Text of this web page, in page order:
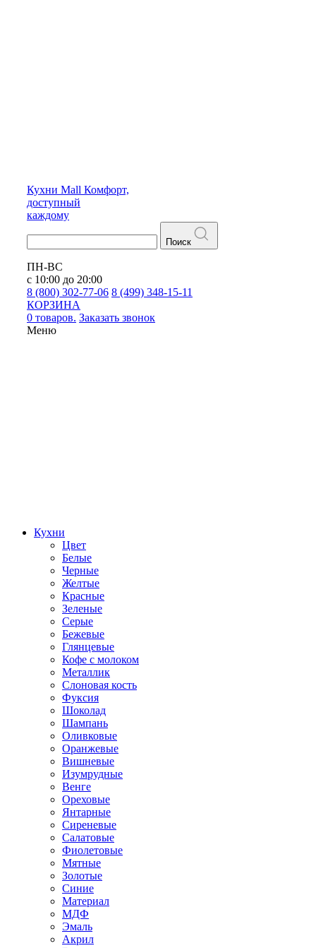
Кухни Mall Комфорт,
доступный
каждому
Поиск
ПН-ВС
с 10:00 до 20:00
8 (800) 302-77-06 8 (499) 348-15-11
КОРЗИНА
0 товаров. Заказать звонок
Меню
Кухни
Цвет
Белые
Черные
Желтые
Красные
Зеленые
Серые
Бежевые
Глянцевые
Кофе с молоком
Металлик
Слоновая кость
Фуксия
Шоколад
Шампань
Оливковые
Оранжевые
Вишневые
Изумрудные
Венге
Ореховые
Янтарные
Сиреневые
Салатовые
Фиолетовые
Мятные
Золотые
Синие
Материал
МДФ
Эмаль
Акрил